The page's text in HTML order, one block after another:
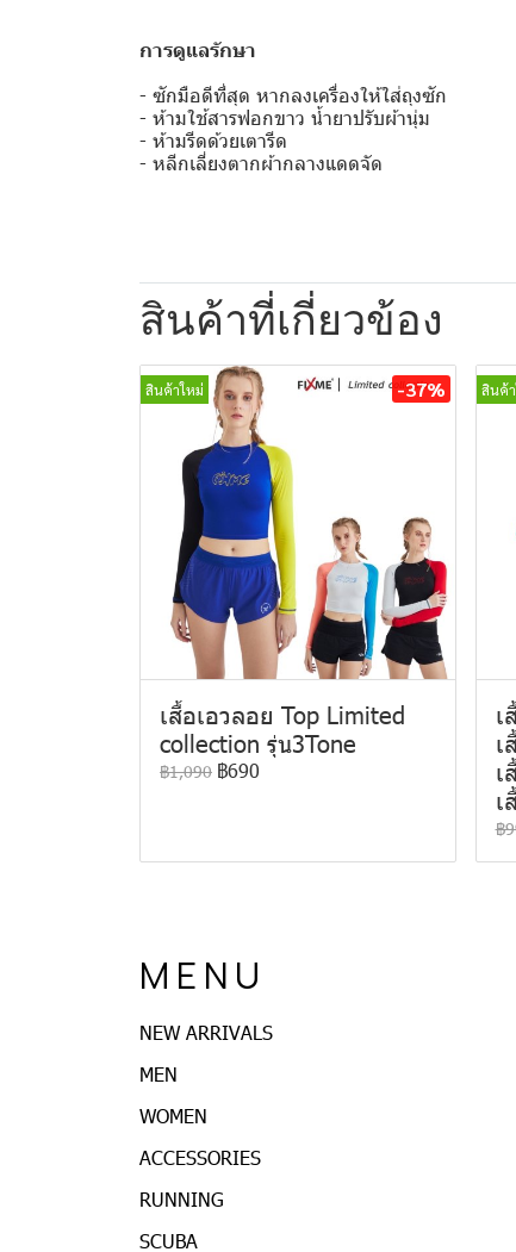
การดูแลรักษา
- ซักมือดีที่สุด หากลงเครื่องให้ใส่ถุงซัก
- ห้ามใช้สารฟอกขาว น้ำยาปรับผ้านุ่ม
- ห้ามรีดด้วยเตารีด
- หลีกเลี่ยงตากผ้ากลางแดดจัด
สินค้าที่เกี่ยวข้อง
สินค้าใหม่ -37%
เสื้อเอวลอย Top Limited
collection รุ่น3Tone
฿1,090 ฿690
สินค้
เ
เ
เ
เ
฿
M E N U
NEW ARRIVALS
MEN
WOMEN
ACCESSORIES
RUNNING
SCUBA